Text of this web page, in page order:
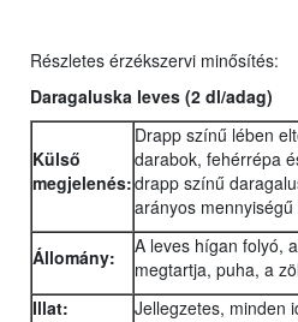
Részletes érzékszervi minősítés:
Daragaluska leves (2 dl/adag)
Külső
megjelenés:
Drapp színű lében
darabok, fehérrépa
drapp színű
arányos
Állomány:
A leves hígan folyó,
megtartja, puha, a
Illat:
Jellegzetes, minden